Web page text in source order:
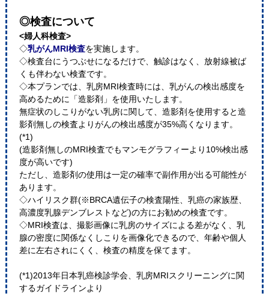
◎検査について
<婦人科検査>
◇乳がんMRI検査を実施します。
◇検査台にうつぶせになるだけで、触診はなく、放射線被ば
くも伴わない検査です。
◇本プランでは、乳房MRI検査時には、乳がんの検出感度を
高めるために「造影剤」を使用いたします。
無症状のしこりがない乳房に関して、造影剤を使用すると造
影剤無しの検査よりがんの検出感度が35%高くなります。
(*1)
(造影剤無しのMRI検査でもマンモグラフィーより10%検出感
度が高いです)
ただし、造影剤の使用は一定の確率で副作用が出る可能性が
あります。
◇ハイリスク群(※BRCA遺伝子の検査陽性、乳癌の家族歴、
高濃度乳腺デンブレストなど)の方にお勧めの検査です。
◇MRI検査は、撮影画像に乳房のサイズによる差がなく、乳
腺の密度に関係なくしこりを画像化できるので、年齢や個人
差に左右されにくく、検査の精度を保てます。
(*1)2013年日本乳癌検診学会、乳房MRIスクリーニングに関
するガイドラインより